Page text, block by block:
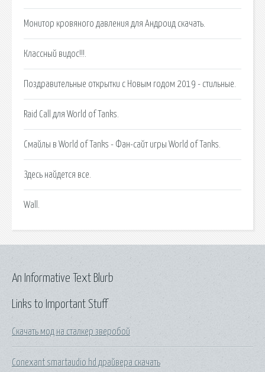
Монитор кровяного давления для Андроид скачать.
Классный видос!!!.
Поздравительные открытки с Новым годом 2019 - стильные.
Raid Call для World of Tanks.
Смайлы в World of Tanks - Фан-сайт игры World of Tanks.
Здесь найдется все.
Wall.
Links to Important Stuff
Скачать мод на сталкер зверобой
Conexant smartaudio hd драйвера скачать
An Informative Text Blurb